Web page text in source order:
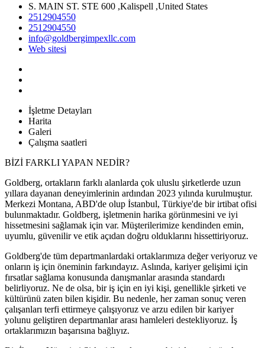
S. MAIN ST. STE 600 ,Kalispell ,United States
2512904550
2512904550
info@goldbergimpexllc.com
Web sitesi
İşletme Detayları
Harita
Galeri
Çalışma saatleri
BİZİ FARKLI YAPAN NEDİR?
Goldberg, ortakların farklı alanlarda çok uluslu şirketlerde uzun
yıllara dayanan deneyimlerinin ardından 2023 yılında kurulmuştur.
Merkezi Montana, ABD'de olup İstanbul, Türkiye'de bir irtibat ofisi
bulunmaktadır. Goldberg, işletmenin harika görünmesini ve iyi
hissetmesini sağlamak için var. Müşterilerimize kendinden emin,
uyumlu, güvenilir ve etik açıdan doğru olduklarını hissettiriyoruz.
Goldberg'de tüm departmanlardaki ortaklarımıza değer veriyoruz ve
onların iş için öneminin farkındayız. Aslında, kariyer gelişimi için
fırsatlar sağlama konusunda danışmanlar arasında standardı
belirliyoruz. Ne de olsa, bir iş için en iyi kişi, genellikle şirketi ve
kültürünü zaten bilen kişidir. Bu nedenle, her zaman sonuç veren
çalışanları terfi ettirmeye çalışıyoruz ve arzu edilen bir kariyer
yolunu geliştiren departmanlar arası hamleleri destekliyoruz. İş
ortaklarımızın başarısına bağlıyız.